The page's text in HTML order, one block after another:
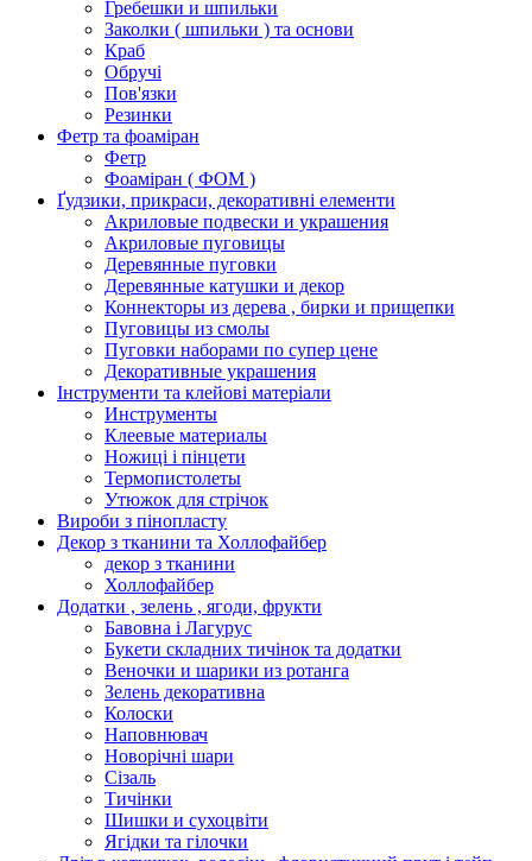
Гребешки и шпильки
Заколки ( шпильки ) та основи
Краб
Обручі
Пов'язки
Резинки
Фетр та фоаміран
Фетр
Фоаміран ( ФОМ )
Ґудзики, прикраси, декоративні елементи
Акриловые подвески и украшения
Акриловые пуговицы
Деревянные пуговки
Деревянные катушки и декор
Коннекторы из дерева , бирки и прищепки
Пуговицы из смолы
Пуговки наборами по супер цене
Декоративные украшения
Інструменти та клейові матеріали
Инструменты
Клеевые материалы
Ножиці і пінцети
Термопистолеты
Утюжок для стрічок
Вироби з пінопласту
Декор з тканини та Холлофайбер
декор з тканини
Холлофайбер
Додатки , зелень , ягоди, фрукти
Бавовна і Лагурус
Букети складних тичінок та додатки
Веночки и шарики из ротанга
Зелень декоративна
Колоски
Наповнювач
Новорічні шари
Сізаль
Тичінки
Шишки и сухоцвіти
Ягідки та гілочки